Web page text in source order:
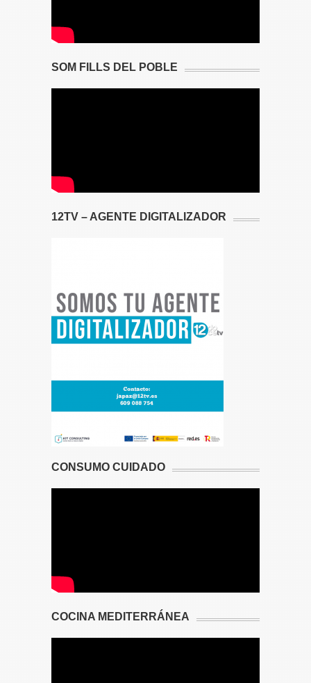
SOM FILLS DEL POBLE
12TV – AGENTE DIGITALIZADOR
CONSUMO CUIDADO
COCINA MEDITERRÁNEA